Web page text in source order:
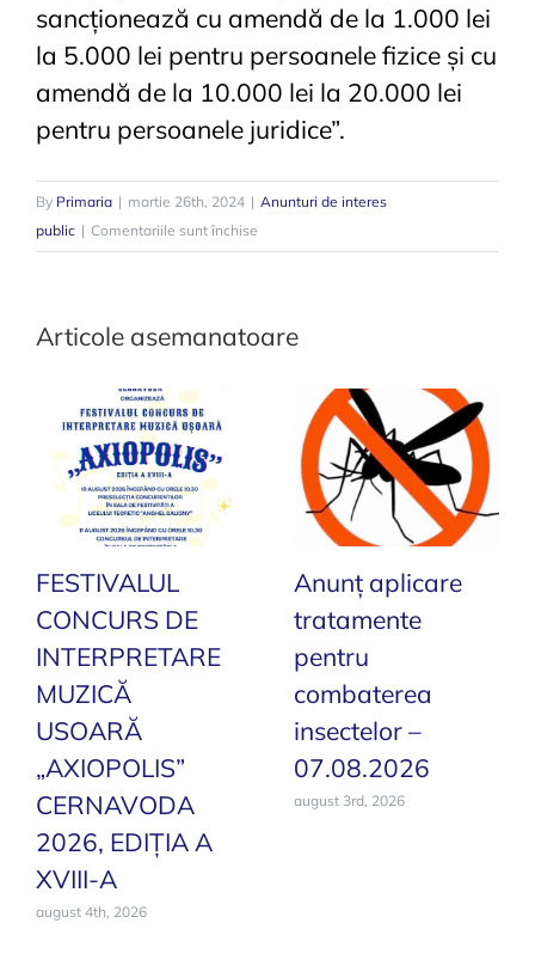
sancționează cu amendă de la 1.000 lei
la 5.000 lei pentru persoanele fizice și cu
amendă de la 10.000 lei la 20.000 lei
pentru persoanele juridice”.
By Primaria | martie 26th, 2024 | Anunturi de interes
public | Comentariile sunt închise
Anunț
buruienii
Articole asemanatoare
FESTIVALUL
CONCURS DE
INTERPRETARE
MUZICĂ
USOARĂ
„AXIOPOLIS”
CERNAVODA
2026, EDIȚIA A
XVIII-A
august 4th, 2026
Anunț aplicare
tratamente
pentru
combaterea
insectelor –
07.08.2026
august 3rd, 2026